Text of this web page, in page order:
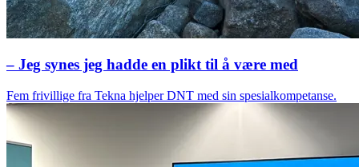
– Jeg synes jeg hadde en plikt til å være med
Fem frivillige fra Tekna hjelper DNT med sin spesialkompetanse.